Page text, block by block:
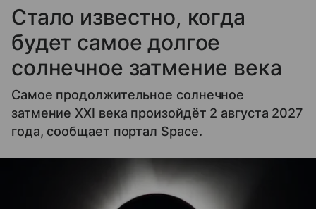
Стало известно, когда
будет самое долгое
солнечное затмение века
Самое продолжительное солнечное
затмение XXI века произойдёт 2 августа 2027
года, сообщает портал Space.